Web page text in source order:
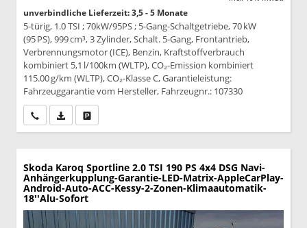
unverbindliche Lieferzeit: 3,5 - 5 Monate
5-türig, 1.0 TSI ; 70kW/95PS ; 5-Gang-Schaltgetriebe, 70 kW
(95 PS), 999 cm³, 3 Zylinder, Schalt. 5-Gang, Frontantrieb,
Verbrennungsmotor (ICE), Benzin, Kraftstoffverbrauch
kombiniert 5,1 l/100km (WLTP), CO₂-Emission kombiniert
115.00 g/km (WLTP), CO₂-Klasse C, Garantieleistung:
Fahrzeuggarantie vom Hersteller, Fahrzeugnr.: 107330
Wir rufen Sie anPDF-Datei, Fahrzeugexposé drucken
Skoda Karoq Sportline 2.0 TSI 190 PS 4x4 DSG Navi-
Anhängerkupplung-Garantie-LED-Matrix-AppleCarPlay-
Android-Auto-ACC-Kessy-2-Zonen-Klimaautomatik-
18''Alu-Sofort